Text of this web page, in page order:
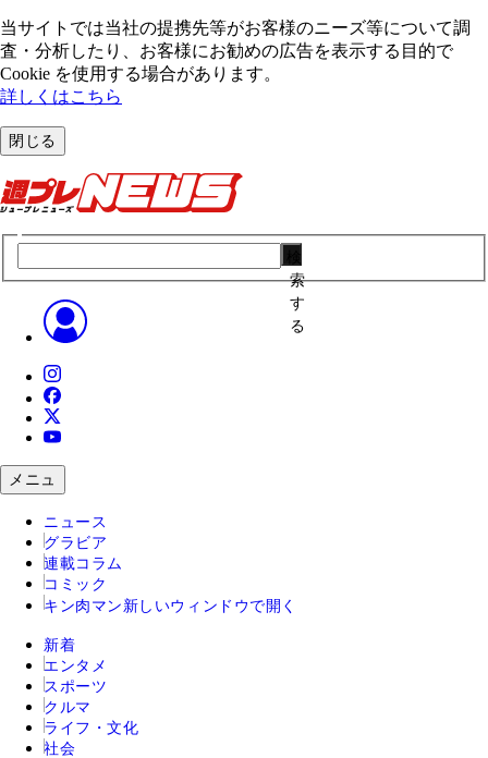
当サイトでは当社の提携先等がお客様のニーズ等について調
査・分析したり、お客様にお勧めの広告を表⽰する⽬的で
Cookie を使⽤する場合があります。
詳しくはこちら
閉じる
索
す
る
メニュ
ニュース
グラビア
連載コラム
コミック
キン肉マン 新しいウィンドウで開く
新着
エンタメ
スポーツ
クルマ
ライフ・文化
社会